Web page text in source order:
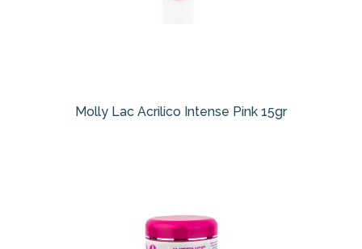
Molly Lac Acrilico Intense Pink 15gr